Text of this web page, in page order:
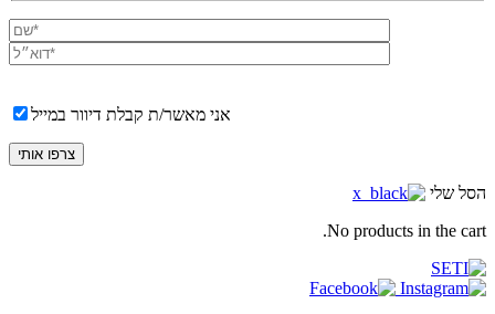
אני מאשר/ת קבלת דיוור במייל
הסל שלי
No products in the cart.